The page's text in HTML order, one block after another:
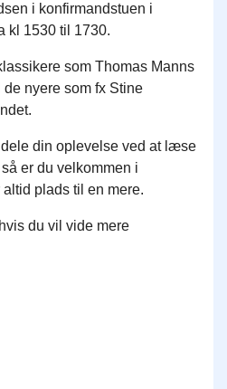
i konfirmandstuen i
kl 1530 til 1730.
som Thomas Manns
nyere som fx Stine
din oplevelse ved at læse
er du velkommen i
altid plads til en mere.
du vil vide mere